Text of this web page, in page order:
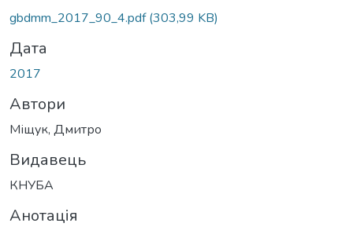
gbdmm_2017_90_4.pdf(303,99 KB)
Дата
2017
Автори
Міщук, Дмитро
Видавець
КНУБА
Анотація